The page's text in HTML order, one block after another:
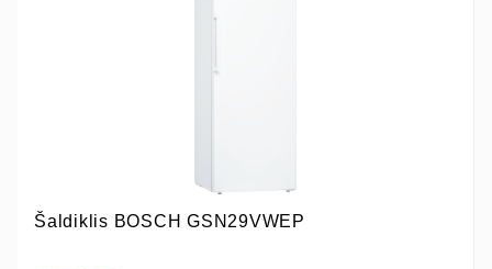
Šaldiklis BOSCH GSN29VWEP